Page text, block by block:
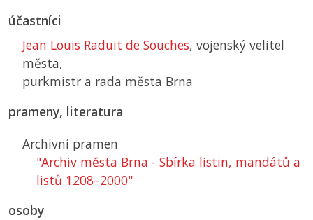
účastníci
Jean Louis Raduit de Souches, vojenský velitel
města,
purkmistr a rada města Brna
prameny, literatura
Archivní pramen
"Archiv města Brna - Sbírka listin, mandátů a
listů 1208–2000"
osoby